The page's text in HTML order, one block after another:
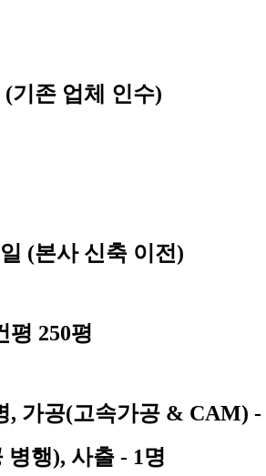
(기존 업체 인수)
(본사 신축 이전)
평 250평
, 가공(고속가공 & CAM) -
병행), 사출 - 1명